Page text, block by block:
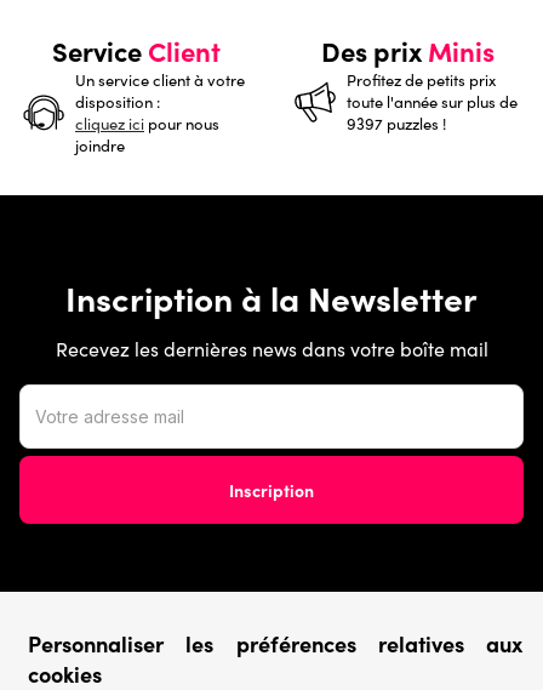
ServiceClient
Un service client à votre
disposition :
cliquez ici pour nous
joindre
Des prixMinis
Profitez de petits prix
toute l'année sur plus de
9397 puzzles !
Inscription à la Newsletter
Recevez les dernières news dans votre boîte mail
Conditions générales
Personnaliser les préférences relatives aux
cookies